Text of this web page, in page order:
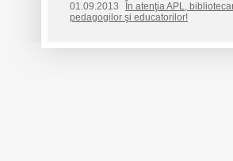
01.09.2013
În atenţia APL,
pedagogilor şi educatorilor!